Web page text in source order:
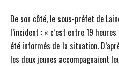
De son côté, le sous-préfet de
l’incident : « c’est entre 19
été informés de la situation.
les deux jeunes accompagnaient